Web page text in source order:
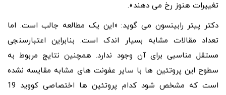
تغییرات هنوز رخ می دهند».
دکتر پیتر رابینسون می گوید: «این یک مطالعه جالب است. اما
تعداد مقالات مشابه بسیار اندک است. بنابراین اعتبارسنجی
مستقل مناسبی برای آن وجود ندارد. همچنین نتایج مربوط به
سطوح این پروتئین ها با سایر عفونت های مشابه مقایسه نشده
است که مشخص شود کدام پروتئین ها اختصاصی کووید 19